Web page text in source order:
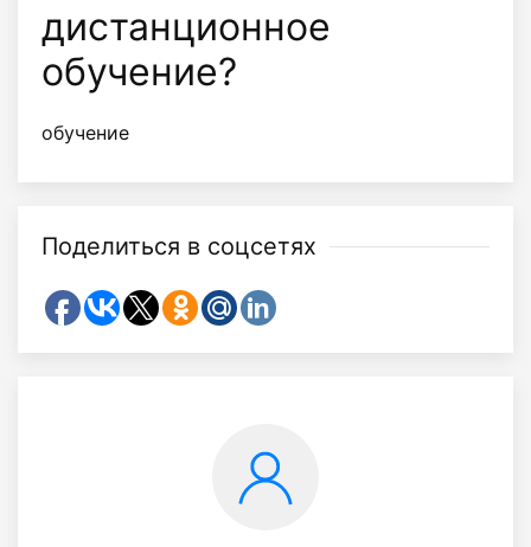
дистанционное
обучение?
обучение
Поделиться в соцсетях